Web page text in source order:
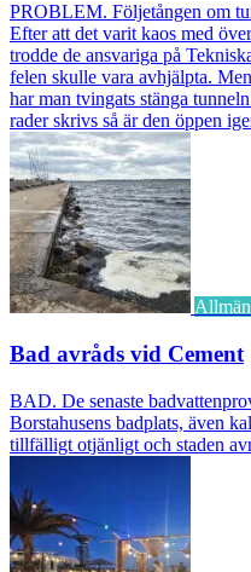
PROBLEM. Följetången om
Efter att det varit kaos med
trodde de ansvariga på
felen skulle vara avhjälpta.
har man tvingats stänga
rader skrivs så är den öppen
Bad avråds vid Cement
BAD. De senaste
Borstahusens badplats, även
tillfälligt otjänligt och staden